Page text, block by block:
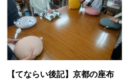
【てならい後記】京都の座布